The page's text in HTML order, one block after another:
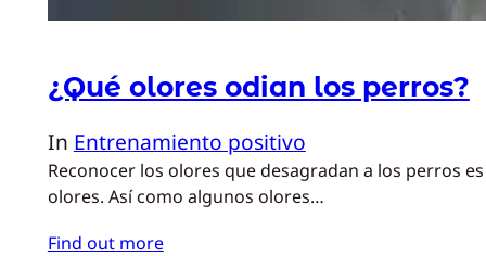
¿Qué olores odian los perros?
In Entrenamiento positivo
Reconocer los olores que desagradan a los perros
olores. Así como algunos olores…
Find out more